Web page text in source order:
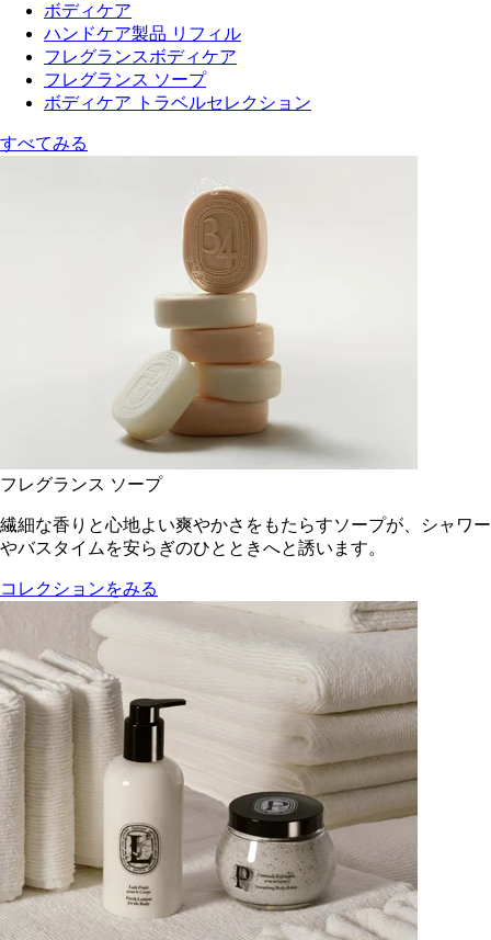
ボディケア
ハンドケア製品 リフィル
フレグランスボディケア
フレグランス ソープ
ボディケア トラベルセレクション
すべてみる
フレグランス ソープ
繊細な香りと心地よい爽やかさをもたらすソープが、シャワー
やバスタイムを安らぎのひとときへと誘います。
コレクションをみる